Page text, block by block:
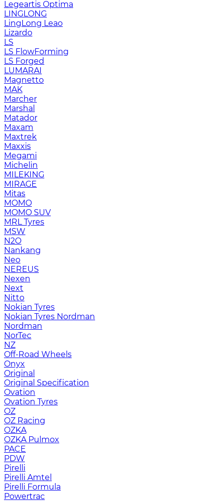
Legeartis Optima
LINGLONG
LingLong Leao
Lizardo
LS
LS FlowForming
LS Forged
LUMARAI
Magnetto
MAK
Marcher
Marshal
Matador
Maxam
Maxtrek
Maxxis
Megami
Michelin
MILEKING
MIRAGE
Mitas
MOMO
MOMO SUV
MRL Tyres
MSW
N2O
Nankang
Neo
NEREUS
Nexen
Next
Nitto
Nokian Tyres
Nokian Tyres Nordman
Nordman
NorTec
NZ
Off-Road Wheels
Onyx
Original
Original Specification
Ovation
Ovation Tyres
OZ
OZ Racing
OZKA
OZKA Pulmox
PACE
PDW
Pirelli
Pirelli Amtel
Pirelli Formula
Powertrac